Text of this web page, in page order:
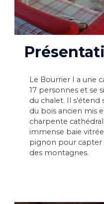
Le Bourrier I a une
17 personnes et se
du chalet. Il s’étend
du bois ancien mis
charpente
immense baie
pignon pour capter
des montagnes.